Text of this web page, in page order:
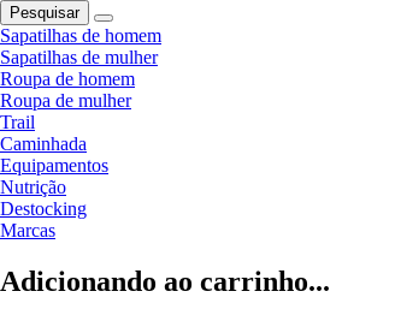
Pesquisar
Sapatilhas de homem
Sapatilhas de mulher
Roupa de homem
Roupa de mulher
Trail
Caminhada
Equipamentos
Nutrição
Destocking
Marcas
Adicionando ao carrinho...